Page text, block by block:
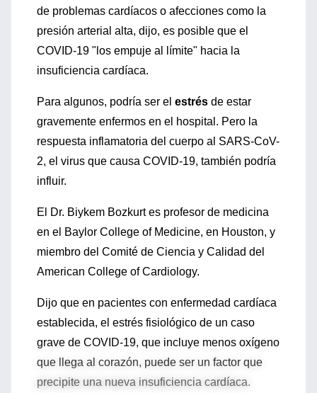
de problemas cardíacos o afecciones como la
presión arterial alta, dijo, es posible que el
COVID-19 "los empuje al límite" hacia la
insuficiencia cardíaca.
Para algunos, podría ser el estrés de estar
gravemente enfermos en el hospital. Pero la
respuesta inflamatoria del cuerpo al SARS-CoV-
2, el virus que causa COVID-19, también podría
influir.
El Dr. Biykem Bozkurt es profesor de medicina
en el Baylor College of Medicine, en Houston, y
miembro del Comité de Ciencia y Calidad del
American College of Cardiology.
Dijo que en pacientes con enfermedad cardíaca
establecida, el estrés fisiológico de un caso
grave de COVID-19, que incluye menos oxígeno
que llega al corazón, puede ser un factor que
precipite una nueva insuficiencia cardíaca.